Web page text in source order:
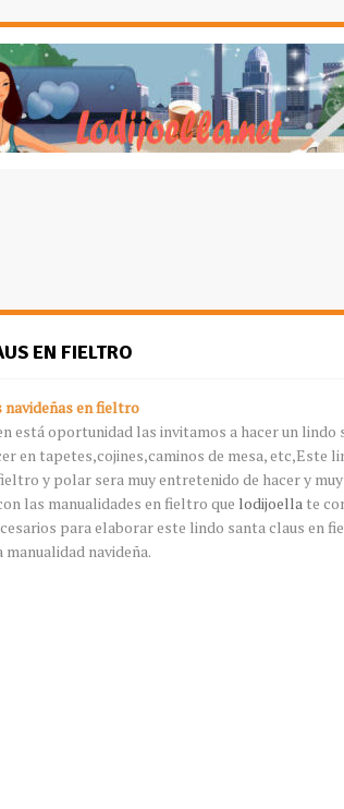
EN FIELTRO
navideñas en fieltro
está oportunidad las invitamos a hacer un
en tapetes,cojines,caminos de mesa, etc,Este
y polar sera muy entretenido de hacer y
las manualidades en fieltro que lodijoella te
para elaborar este lindo santa claus en
navideña.